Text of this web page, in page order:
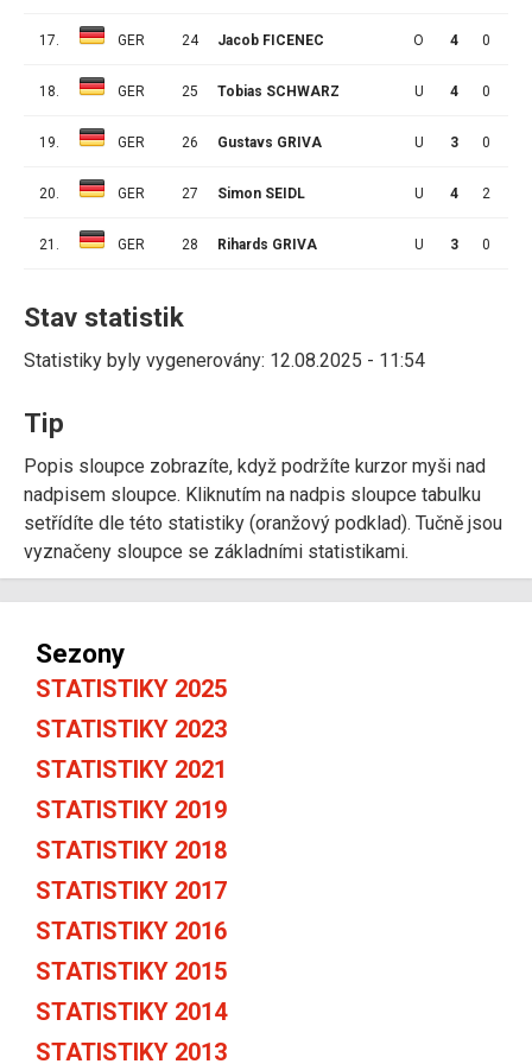
17. GER 24 Jacob FICENEC O 4 0
18. GER 25 Tobias SCHWARZ U 4 0
19. GER 26 Gustavs GRIVA U 3 0
20. GER 27 Simon SEIDL U 4 2
21. GER 28 Rihards GRIVA U 3 0
Stav statistik
Statistiky byly vygenerovány: 12.08.2025 - 11:54
Tip
Popis sloupce zobrazíte, když podržíte kurzor myši nad
nadpisem sloupce. Kliknutím na nadpis sloupce tabulku
setřídíte dle této statistiky (oranžový podklad). Tučně jsou
vyznačeny sloupce se základními statistikami.
Sezony
STATISTIKY 2025
STATISTIKY 2023
STATISTIKY 2021
STATISTIKY 2019
STATISTIKY 2018
STATISTIKY 2017
STATISTIKY 2016
STATISTIKY 2015
STATISTIKY 2014
STATISTIKY 2013